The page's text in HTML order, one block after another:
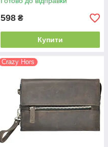
598 ₴
Купити
Crazy Hors